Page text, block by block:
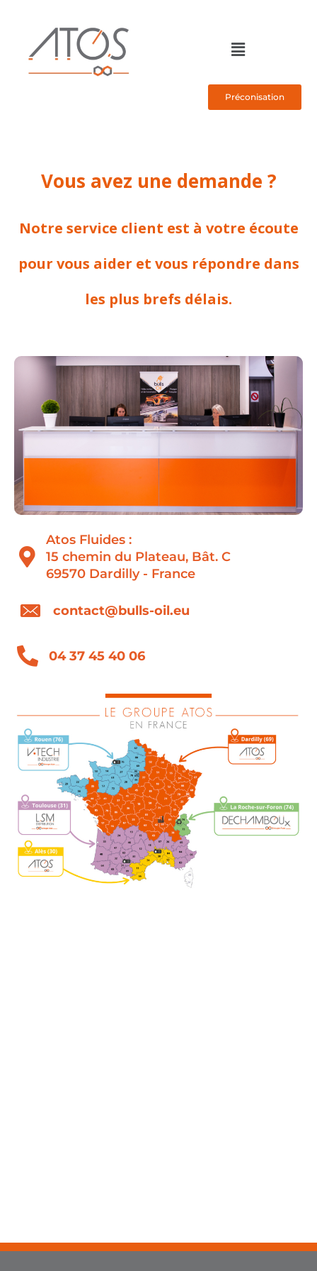
Préconisation
Vous avez une demande ?
Notre service client est à votre écoute
pour vous aider et vous répondre dans
les plus brefs délais.
Atos Fluides :
15 chemin du Plateau, Bât. C
69570 Dardilly - France
contact@bulls-oil.eu
04 37 45 40 06